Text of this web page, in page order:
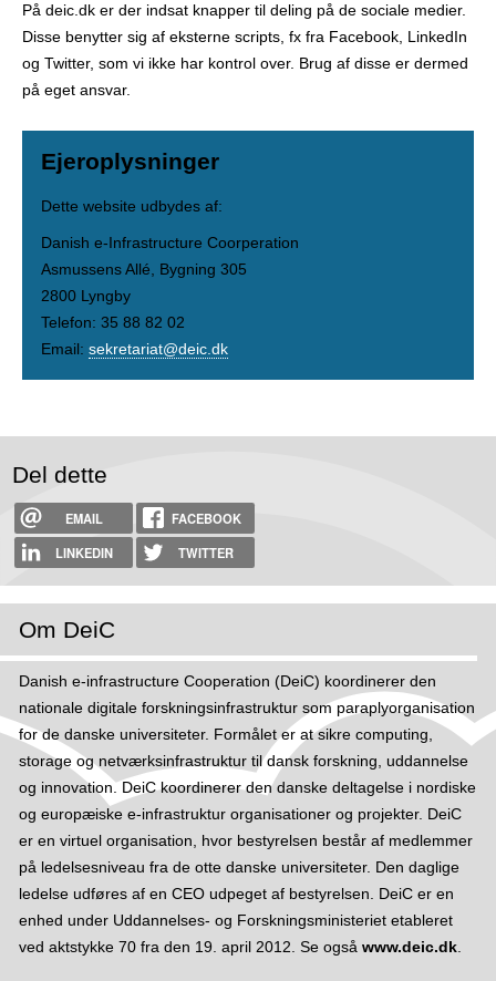
På deic.dk er der indsat knapper til deling på de sociale medier.
Disse benytter sig af eksterne scripts, fx fra Facebook, LinkedIn
og Twitter, som vi ikke har kontrol over. Brug af disse er dermed
på eget ansvar.
Ejeroplysninger
Dette website udbydes af:
Danish e-Infrastructure Coorperation
Asmussens Allé, Bygning 305
2800 Lyngby
Telefon: 35 88 82 02
Email: sekretariat@deic.dk
Del dette
EMAIL
FACEBOOK
LINKEDIN
TWITTER
Om DeiC
Danish e-infrastructure Cooperation (DeiC) koordinerer den
nationale digitale forskningsinfrastruktur som paraplyorganisation
for de danske universiteter. Formålet er at sikre computing,
storage og netværksinfrastruktur til dansk forskning, uddannelse
og innovation. DeiC koordinerer den danske deltagelse i nordiske
og europæiske e-infrastruktur organisationer og projekter. DeiC
er en virtuel organisation, hvor bestyrelsen består af medlemmer
på ledelsesniveau fra de otte danske universiteter. Den daglige
ledelse udføres af en CEO udpeget af bestyrelsen. DeiC er en
enhed under Uddannelses- og Forskningsministeriet etableret
ved aktstykke 70 fra den 19. april 2012. Se også www.deic.dk.